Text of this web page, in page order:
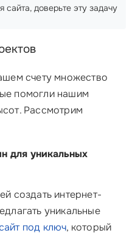
сайта, доверьте эту задачу
счету множество
помогли нашим
Рассмотрим
для уникальных
создать интернет-
уникальные
под ключ, который